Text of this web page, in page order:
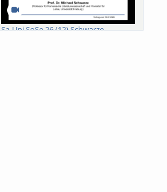
Sa-Uni SoSe 26 (12) Schwarze